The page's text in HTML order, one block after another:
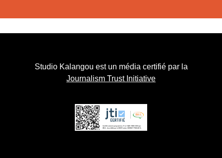
Studio Kalangou est un média certifié par la
Journalism Trust Initiative